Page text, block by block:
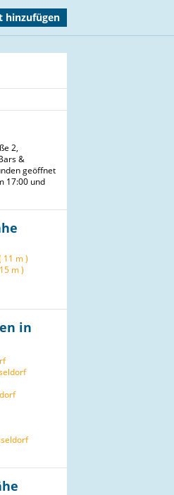
hinzufügen
2,
&
geöffnet
17:00 und
11 m )
m )
in